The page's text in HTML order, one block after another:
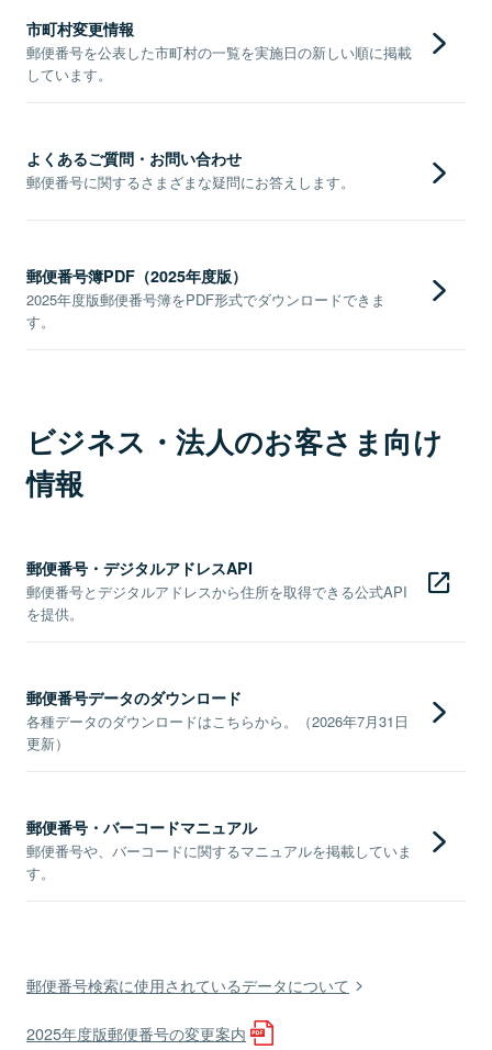
市町村変更情報
郵便番号を公表した市町村の一覧を実施日の新しい順に掲載
しています。
よくあるご質問・お問い合わせ
郵便番号に関するさまざまな疑問にお答えします。
郵便番号簿PDF（2025年度版）
2025年度版郵便番号簿をPDF形式でダウンロードできま
す。
ビジネス・法人のお客さま向け
情報
郵便番号・デジタルアドレスAPI
郵便番号とデジタルアドレスから住所を取得できる公式API
を提供。
郵便番号データのダウンロード
各種データのダウンロードはこちらから。（2026年7月31日
更新）
郵便番号・バーコードマニュアル
郵便番号や、バーコードに関するマニュアルを掲載していま
す。
郵便番号検索に使用されているデータについて
2025年度版郵便番号の変更案内